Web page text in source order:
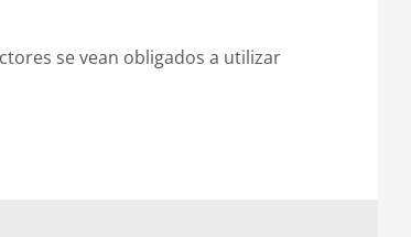
se vean obligados a utilizar